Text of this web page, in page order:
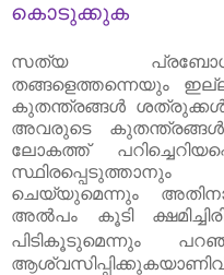
കൊടുക്കുക
സത്യ
തങ്ങളെത്തന്നെയും
കുതന്ത്രങ്ങൾ
അവരുടെ
ലോകത്ത്‌
ചെയ്യുമെന്നും
അൽപം കൂടി
പിടികൂടുമെന്നും